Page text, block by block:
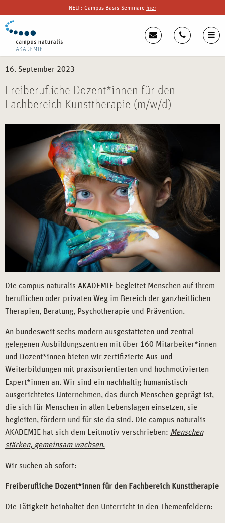
NEU : Campus Basis-Seminare hier
16. September 2023
Freiberufliche Dozent*innen für den
Fachbereich Kunsttherapie (m/w/d)
Die campus naturalis AKADEMIE begleitet Menschen auf ihrem
beruflichen oder privaten Weg im Bereich der ganzheitlichen
Therapien, Beratung, Psychotherapie und Prävention.
An bundesweit sechs modern ausgestatteten und zentral
gelegenen Ausbildungszentren mit über 160 Mitarbeiter*innen
und Dozent*innen bieten wir zertifizierte Aus-und
Weiterbildungen mit praxisorientierten und hochmotivierten
Expert*innen an. Wir sind ein nachhaltig humanistisch
ausgerichtetes Unternehmen, das durch Menschen geprägt ist,
die sich für Menschen in allen Lebenslagen einsetzen, sie
begleiten, fördern und für sie da sind. Die campus naturalis
AKADEMIE hat sich dem Leitmotiv verschrieben: Menschen
stärken, gemeinsam wachsen.
Wir suchen ab sofort:
Freiberufliche Dozent*innen für den Fachbereich Kunsttherapie
Die Tätigkeit beinhaltet den Unterricht in den Themenfeldern: